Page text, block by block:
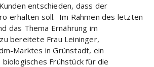
entschieden, dass der
erhalten soll. Im Rahmen des letzten
das Thema Ernährung im
bereitete Frau Leininger,
Marktes in Grünstadt, ein
Frühstück für die